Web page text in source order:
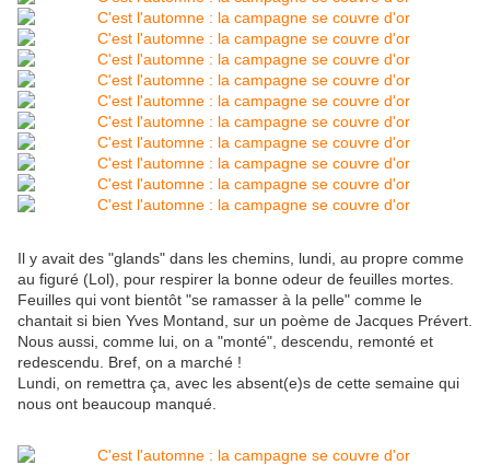
Il y avait des "glands" dans les chemins, lundi, au propre comme
au figuré (Lol), pour respirer la bonne odeur de feuilles mortes.
Feuilles qui vont bientôt "se ramasser à la pelle" comme le
chantait si bien Yves Montand, sur un poème de Jacques Prévert.
Nous aussi, comme lui, on a "monté", descendu, remonté et
redescendu. Bref, on a marché !
Lundi, on remettra ça, avec les absent(e)s de cette semaine qui
nous ont beaucoup manqué.